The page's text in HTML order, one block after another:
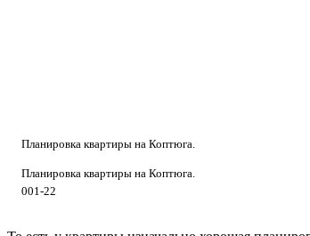
Планировка квартиры на Коптюга.
Планировка квартиры на Коптюга.
001-22